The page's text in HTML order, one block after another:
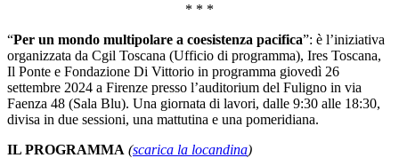
* * *
“Per un mondo multipolare a coesistenza pacifica”: è l’iniziativa
organizzata da Cgil Toscana (Ufficio di programma), Ires Toscana,
Il Ponte e Fondazione Di Vittorio in programma giovedì 26
settembre 2024 a Firenze presso l’auditorium del Fuligno in via
Faenza 48 (Sala Blu). Una giornata di lavori, dalle 9:30 alle 18:30,
divisa in due sessioni, una mattutina e una pomeridiana.
IL PROGRAMMA (scarica la locandina)